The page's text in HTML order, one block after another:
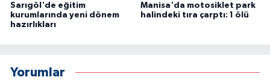
Sarıgöl'de eğitim
kurumlarında yeni dönem
hazırlıkları
Manisa'da motosiklet park
halindeki tıra çarptı: 1 ölü
Yorumlar